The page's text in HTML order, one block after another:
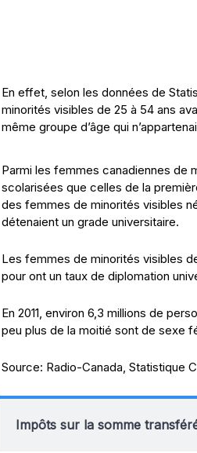
En effet, selon les données de
minorités visibles de 25 à 54 ans
même groupe d’âge qui
Parmi les femmes canadiennes de
scolarisées que celles de la
des femmes de minorités visibles
détenaient un grade universitaire.
Les femmes de minorités visibles
pour ont un taux de diplomation
En 2011, environ 6,3 millions de
peu plus de la moitié sont de sexe
Source: Radio-Canada, Statistique
Impôts sur la somme